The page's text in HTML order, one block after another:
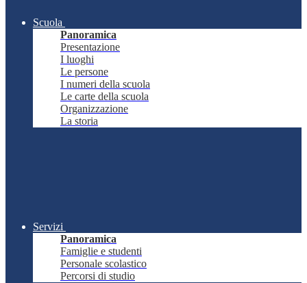
Scuola
Panoramica
Presentazione
I luoghi
Le persone
I numeri della scuola
Le carte della scuola
Organizzazione
La storia
Servizi
Panoramica
Famiglie e studenti
Personale scolastico
Percorsi di studio